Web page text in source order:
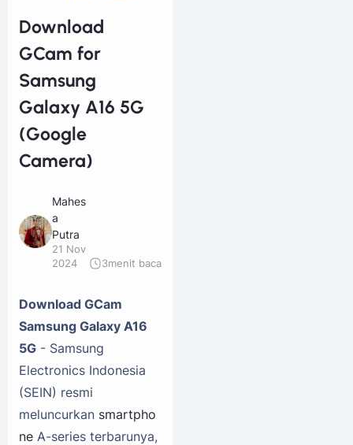
Download
GCam for
Samsung
Galaxy A16 5G
(Google
Camera)
Mahes
a
Putra
21 Nov
2024
3menit baca
Download GCam
Samsung Galaxy A16
5G - Samsung
Electronics Indonesia
(SEIN) resmi
meluncurkan smartpho
ne A-series terbarunya,